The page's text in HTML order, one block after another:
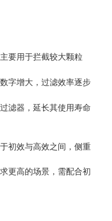
要用于拦截较大颗粒
字增大，过滤效率逐步
滤器，延长其使用寿命
初效与高效之间，侧重
更高的场景，需配合初